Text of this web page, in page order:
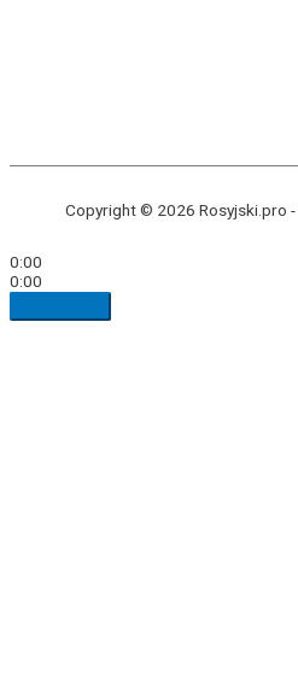
Copyright © 2026 Rosyjski.pro -
0:00
0:00